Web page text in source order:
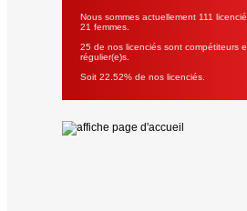
Nous sommes actuellement 111
21 femmes.
25 de nos licenciés sont compétiteurs
régulier(e)s.
Soit 22.52% de nos licenciés.